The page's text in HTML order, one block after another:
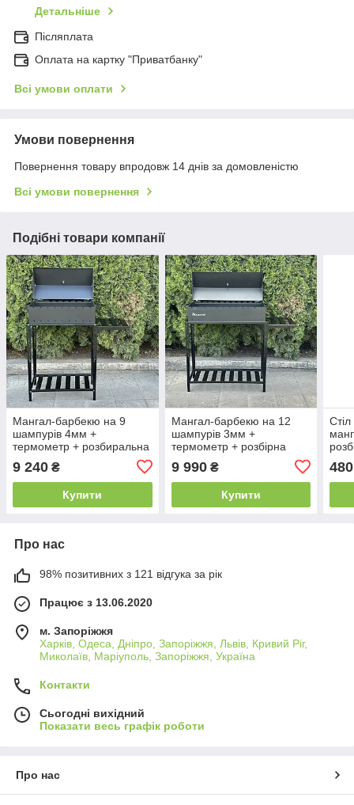
Детальніше
Післяплата
Оплата на картку "Приватбанку"
Всі умови оплати
Умови повернення
Повернення товару впродовж 14 днів за домовленістю
Всі умови повернення
Подібні товари компанії
Мангал-барбекю на 9
шампурів 4мм +
термометр + розбиральна
відпочинку B_2338
9 240 ₴
Купити
Мангал-барбекю на 12
шампурів 3мм +
термометр + розбірна
дровниця для пікніка дачі
відпочинку B_2326
9 990₴
Купити
480
Про нас
98% позитивних з 121 відгука за рік
Працює з 13.06.2020
м. Запоріжжя
Харків, Одеса, Дніпро, Запоріжжя, Львів, Кривий Ріг,
Миколаїв, Маріуполь, Запоріжжя, Україна
Контакти
Сьогодні вихідний
Показати весь графік роботи
Про нас